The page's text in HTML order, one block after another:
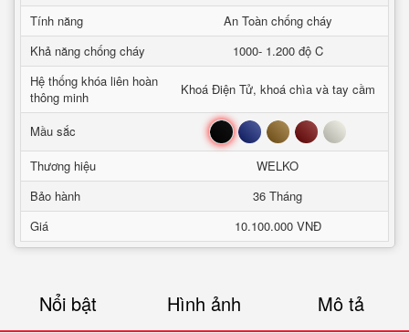
Tính năng
An Toàn chống cháy
Khả năng chống cháy
1000- 1.200 độ C
Hệ thống khóa liên hoàn
thông minh
Khoá Điện Tử, khoá chìa và tay cầm
Mầu sắc Đen Xanh Nâu Đỏ Trắng
Thương hiệu
WELKO
Bảo hành
36 Tháng
Giá
10.100.000 VNĐ
Nổi bật Hình ảnh Mô tả